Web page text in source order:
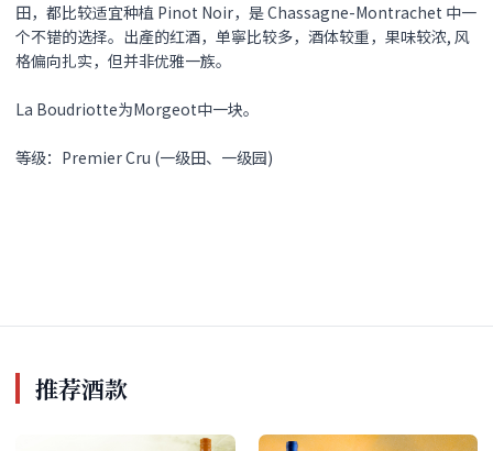
田，都比较适宜种植 Pinot Noir，是 Chassagne-Montrachet 中一
个不错的选择。出產的红酒，单寧比较多，酒体较重，果味较浓, 风
格偏向扎实，但并非优雅一族。
La Boudriotte为Morgeot中一块。
等级：Premier Cru (一级田、一级园)
推荐酒款